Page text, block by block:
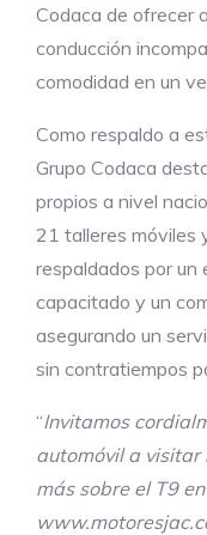
Codaca de ofrecer
conducción
comodidad en un
Como respaldo a
Grupo Codaca
propios a nivel
21 talleres móviles
respaldados por un
capacitado y un
asegurando un
sin contratiempos
“Invitamos
automóvil a visitar
más sobre el T9